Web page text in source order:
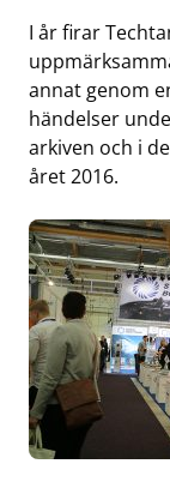
I år firar
annat genom
händelser
arkiven och i
året 2016.